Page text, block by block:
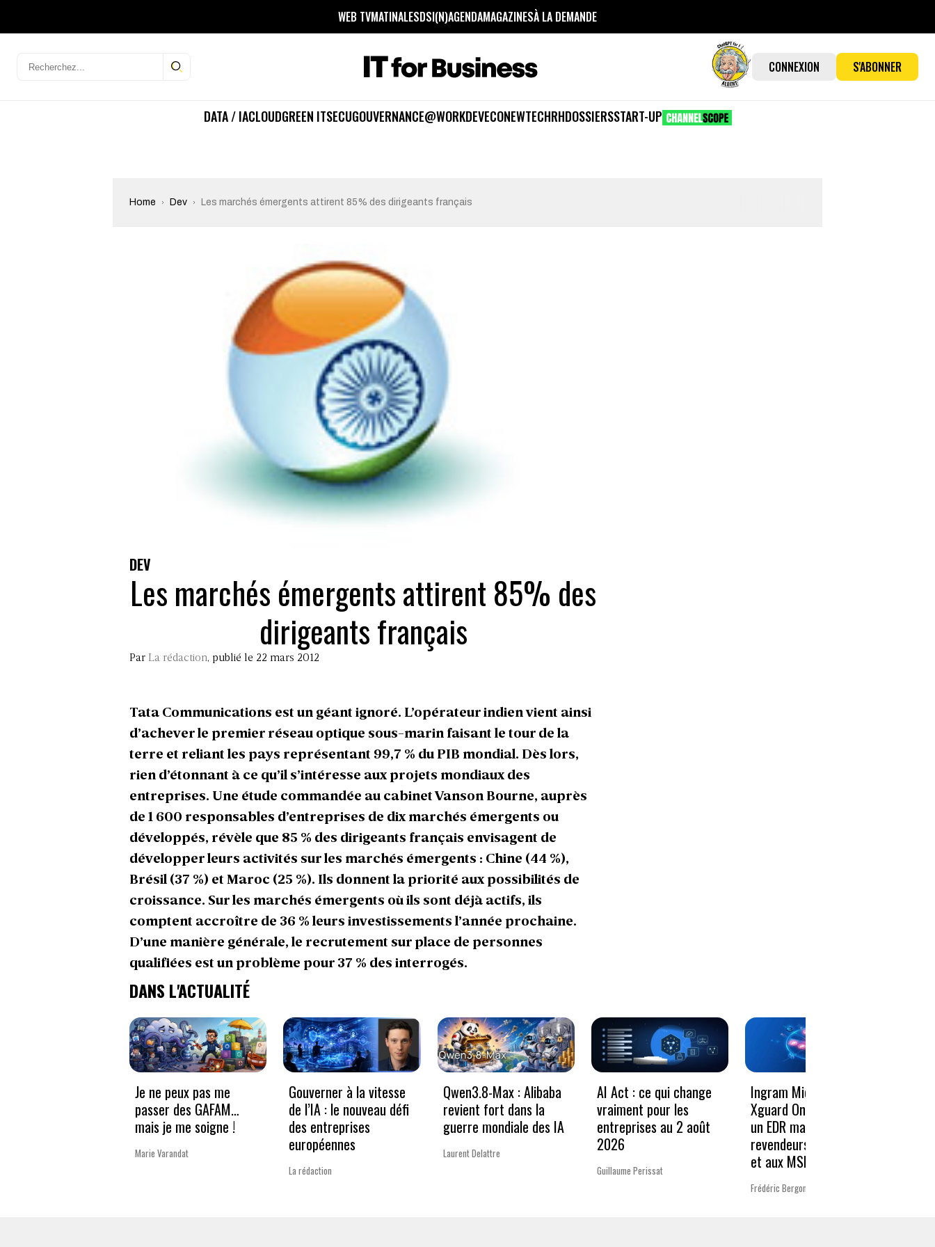
WEB TVMATINALESDSI(N)AGENDAMAGAZINESÀ LA DEMANDE
CONNEXION S'ABONNER
DATA / IACLOUDGREEN ITSECUGOUVERNANCE@WORKDEVECONEWTECHRHDOSSIERSSTART-UP
Home Dev Les marchés émergents attirent 85% des dirigeants français
DEV
Les marchés émergents attirent 85% des
dirigeants français
Par La rédaction, publié le 22 mars 2012
Tata Communications est un géant ignoré. L’opérateur indien vient ainsi
d’achever le premier réseau optique sous-marin faisant le tour de la
terre et reliant les pays représentant 99,7 % du PIB mondial. Dès lors,
rien d’étonnant à ce qu’il s’intéresse aux projets mondiaux des
entreprises. Une étude commandée au cabinet Vanson Bourne, auprès
de 1 600 responsables d’entreprises de dix marchés émergents ou
développés, révèle que 85 % des dirigeants français envisagent de
développer leurs activités sur les marchés émergents : Chine (44 %),
Brésil (37 %) et Maroc (25 %). Ils donnent la priorité aux possibilités de
croissance. Sur les marchés émergents où ils sont déjà actifs, ils
comptent accroître de 36 % leurs investissements l’année prochaine.
D’une manière générale, le recrutement sur place de personnes
qualifiées est un problème pour 37 % des interrogés.
DANS L'ACTUALITÉ
Je ne peux pas me
passer des GAFAM…
mais je me soigne !
Marie Varandat
Gouverner à la vitesse
de l’IA : le nouveau défi
des entreprises
européennes
La rédaction
Qwen3.8-Max : Alibaba
revient fort dans la
guerre mondiale des IA
Laurent Delattre
AI Act : ce qui change
vraiment pour les
entreprises au 2 août
2026
Guillaume Perissat
Ingram Micro et
Xguard One proposent
un EDR managé aux
revendeurs Microsoft
et aux MSP
Frédéric Bergonzoli